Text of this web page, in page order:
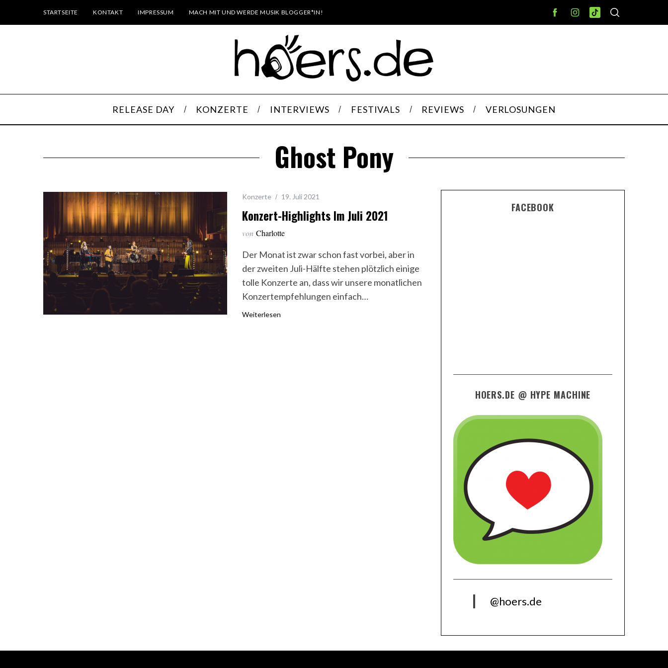
STARTSEITE KONTAKT IMPRESSUM MACH MIT UND WERDE MUSIK BLOGGER*IN!
RELEASE DAY KONZERTE INTERVIEWS FESTIVALS REVIEWS VERLOSUNGEN
Ghost Pony
Konzerte 19. Juli 2021
Konzert-Highlights Im Juli 2021
von Charlotte
Der Monat ist zwar schon fast vorbei, aber in
der zweiten Juli-Hälfte stehen plötzlich einige
tolle Konzerte an, dass wir unsere monatlichen
Konzertempfehlungen einfach…
Weiterlesen
FACEBOOK
HOERS.DE @ HYPE MACHINE
@hoers.de